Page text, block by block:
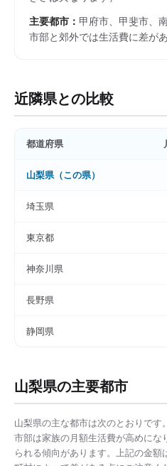
主要都市： 甲府市、甲斐市、
市部と郊外では生活費に差があ
近隣県との比較
都道府県
山梨県（この県）
埼玉県
東京都
神奈川県
長野県
静岡県
山梨県の主要都市
山梨県の主な都市は次のとおりです
市部は家族の月額生活費が高めにな
られる傾向があります。上記の金